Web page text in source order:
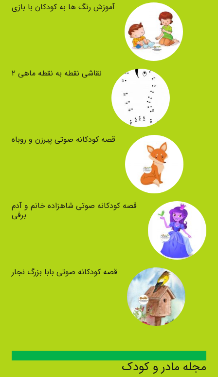
آموزش رنگ ها به کودکان با بازی
نقاشی نقطه به نقطه ماهی ۲
قصه کودکانه صوتی پیرزن و روباه
قصه کودکانه صوتی شاهزاده خانم و آدم
برفی
قصه کودکانه صوتی بابا بزرگ نجار
مجله مادر و کودک